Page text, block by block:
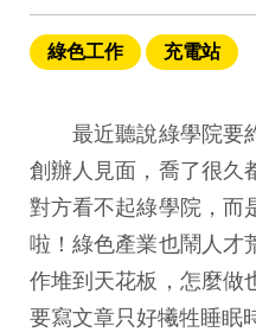
綠色工作 充電站
最近聽說綠學院要
創辦人見面，喬了很久
對方看不起綠學院，而
啦！綠色產業也鬧人才
作堆到天花板，怎麼做
要寫文章只好犧牲睡眠